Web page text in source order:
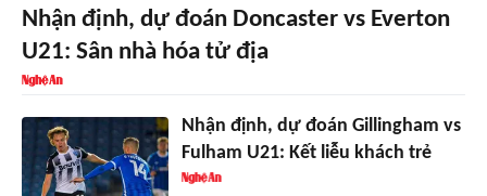
Nhận định, dự đoán Doncaster vs Everton
U21: Sân nhà hóa tử địa
Nhận định, dự đoán Gillingham vs
Fulham U21: Kết liễu khách trẻ